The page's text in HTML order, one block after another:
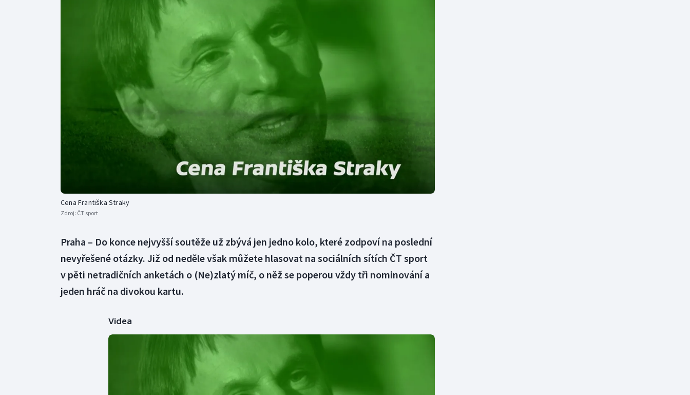
Curling
Futsal
Golf
Gymnastika
Motorsport
Olympijské hry
Parasport
Plavání
Plážový volejbal
Cena Františka Straky
Zdroj: ČT sport
Praha – Do konce nejvyšší soutěže už zbývá jen jedno kolo, které zodpoví na poslední
nevyřešené otázky. Již od neděle však můžete hlasovat na sociálních sítích ČT sport
v pěti netradičních anketách o (Ne)zlatý míč, o něž se poperou vždy tři nominování a
jeden hráč na divokou kartu.
Videa